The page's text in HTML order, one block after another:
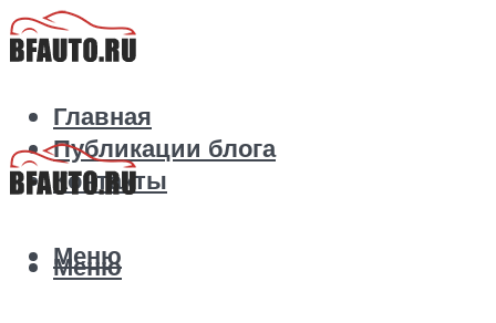
Главная
Публикации блога
Контакты
Меню
Меню